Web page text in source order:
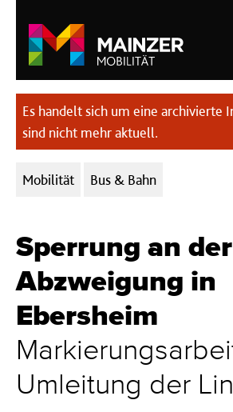
Es handelt sich um eine archivierte
sind nicht mehr aktuell.
Kategorien:
Mobilität
Bus & Bahn
Sperrung an der
Abzweigung in
Ebersheim
Umleitung der